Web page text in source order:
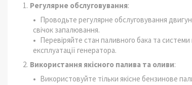
Регулярне обслуговування:
Проводьте регулярне обслуговування
свічок запалювання.
Перевіряйте стан паливного бака та
експлуатації генератора.
Використання якісного палива та оливи:
Використовуйте тільки якісне бензинове